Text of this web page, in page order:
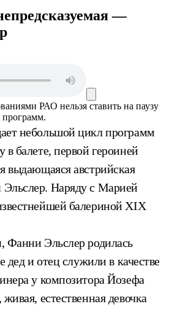
—
РАО нельзя ставить на паузу
программ.
небольшой цикл программ
в балете, первой героиней
выдающаяся австрийская
Наряду с Марией
балериной XIX
Фанни Эльслер родилась
дед и отец служили в качестве
у композитора Йозефа
естественная девочка